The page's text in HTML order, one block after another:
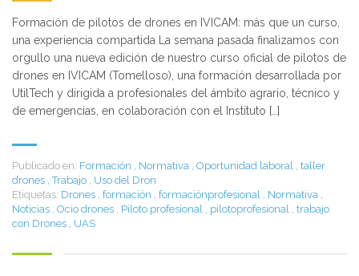
Formación de pilotos de drones en IVICAM: más que un curso,
una experiencia compartida La semana pasada finalizamos con
orgullo una nueva edición de nuestro curso oficial de pilotos de
drones en IVICAM (Tomelloso), una formación desarrollada por
UtilTech y dirigida a profesionales del ámbito agrario, técnico y
de emergencias, en colaboración con el Instituto […]
Publicado en: Formación , Normativa , Oportunidad laboral , taller
drones , Trabajo , Uso del Dron
Etiquetas: Drones , formación , formaciónprofesional , Normativa ,
Noticias , Ocio drones , Piloto profesional , pilotoprofesional , trabajo
con Drones , UAS